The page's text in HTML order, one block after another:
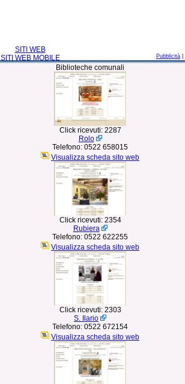
SITI WEB
SITI WEB MOBILE
Pubblicità
Biblioteche comunali
Click ricevuti: 2287
Rolo
Telefono: 0522 658015
Visualizza scheda sito web
Click ricevuti: 2354
Rubiera
Telefono: 0522 622255
Visualizza scheda sito web
Click ricevuti: 2303
S. Ilario
Telefono: 0522 672154
Visualizza scheda sito web